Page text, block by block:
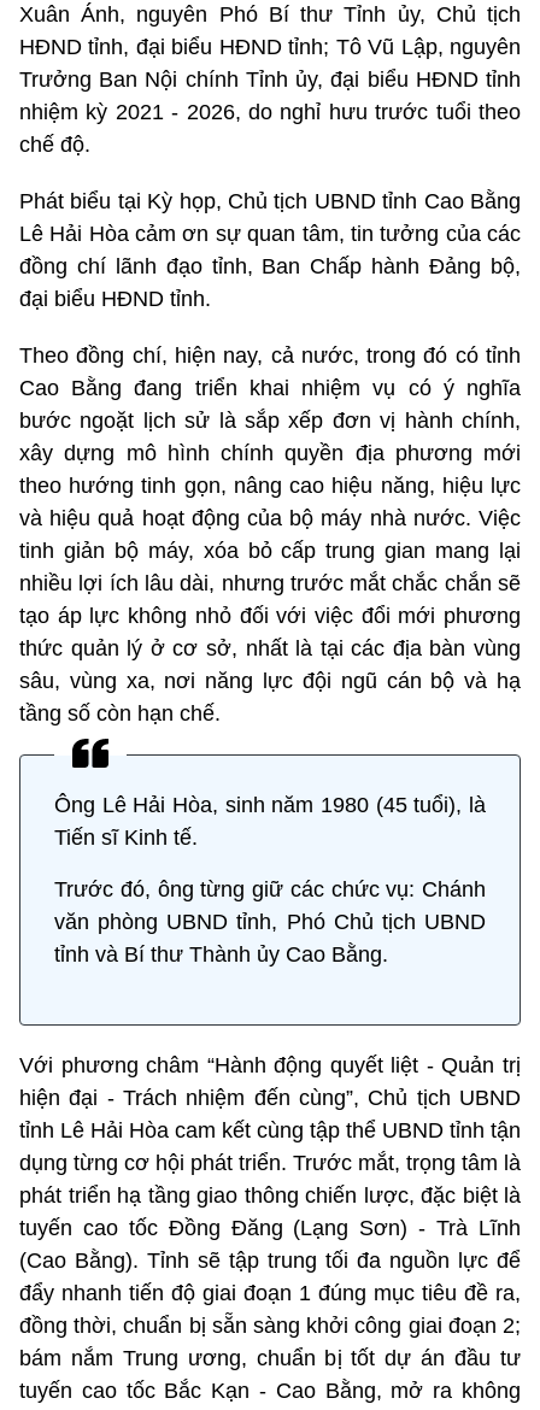
Xuân Ánh, nguyên Phó Bí thư Tỉnh ủy, Chủ tịch
HĐND tỉnh, đại biểu HĐND tỉnh; Tô Vũ Lập, nguyên
Trưởng Ban Nội chính Tỉnh ủy, đại biểu HĐND tỉnh
nhiệm kỳ 2021 - 2026, do nghỉ hưu trước tuổi theo
chế độ.
Phát biểu tại Kỳ họp, Chủ tịch UBND tỉnh Cao Bằng
Lê Hải Hòa cảm ơn sự quan tâm, tin tưởng của các
đồng chí lãnh đạo tỉnh, Ban Chấp hành Đảng bộ,
đại biểu HĐND tỉnh.
Theo đồng chí, hiện nay, cả nước, trong đó có tỉnh
Cao Bằng đang triển khai nhiệm vụ có ý nghĩa
bước ngoặt lịch sử là sắp xếp đơn vị hành chính,
xây dựng mô hình chính quyền địa phương mới
theo hướng tinh gọn, nâng cao hiệu năng, hiệu lực
và hiệu quả hoạt động của bộ máy nhà nước. Việc
tinh giản bộ máy, xóa bỏ cấp trung gian mang lại
nhiều lợi ích lâu dài, nhưng trước mắt chắc chắn sẽ
tạo áp lực không nhỏ đối với việc đổi mới phương
thức quản lý ở cơ sở, nhất là tại các địa bàn vùng
sâu, vùng xa, nơi năng lực đội ngũ cán bộ và hạ
tầng số còn hạn chế.
Ông Lê Hải Hòa, sinh năm 1980 (45 tuổi), là
Tiến sĩ Kinh tế.
Trước đó, ông từng giữ các chức vụ: Chánh
văn phòng UBND tỉnh, Phó Chủ tịch UBND
tỉnh và Bí thư Thành ủy Cao Bằng.
Với phương châm “Hành động quyết liệt - Quản trị
hiện đại - Trách nhiệm đến cùng”, Chủ tịch UBND
tỉnh Lê Hải Hòa cam kết cùng tập thể UBND tỉnh tận
dụng từng cơ hội phát triển. Trước mắt, trọng tâm là
phát triển hạ tầng giao thông chiến lược, đặc biệt là
tuyến cao tốc Đồng Đăng (Lạng Sơn) - Trà Lĩnh
(Cao Bằng). Tỉnh sẽ tập trung tối đa nguồn lực để
đẩy nhanh tiến độ giai đoạn 1 đúng mục tiêu đề ra,
đồng thời, chuẩn bị sẵn sàng khởi công giai đoạn 2;
bám nắm Trung ương, chuẩn bị tốt dự án đầu tư
tuyến cao tốc Bắc Kạn - Cao Bằng, mở ra không